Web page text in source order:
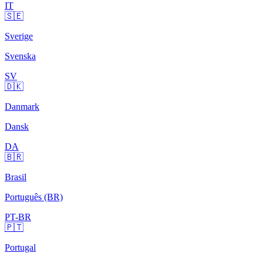
IT
🇸🇪
Sverige
Svenska
SV
🇩🇰
Danmark
Dansk
DA
🇧🇷
Brasil
Português (BR)
PT-BR
🇵🇹
Portugal